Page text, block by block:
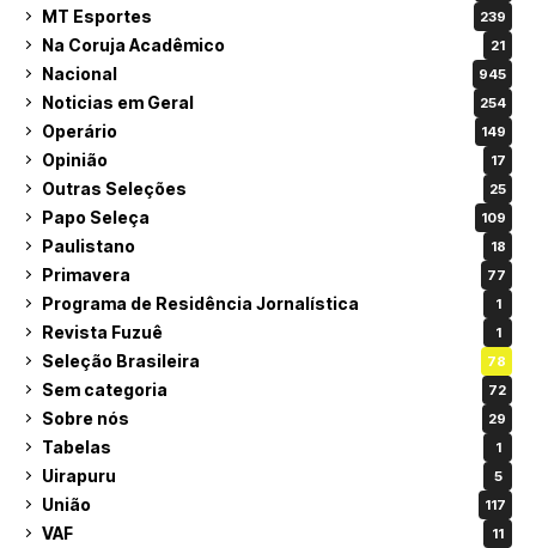
MT Esportes 239
Na Coruja Acadêmico 21
Nacional 945
Noticias em Geral 254
Operário 149
Opinião 17
Outras Seleções 25
Papo Seleça 109
Paulistano 18
Primavera 77
Programa de Residência Jornalística 1
Revista Fuzuê 1
Seleção Brasileira 78
Sem categoria 72
Sobre nós 29
Tabelas 1
Uirapuru 5
União 117
VAF 11